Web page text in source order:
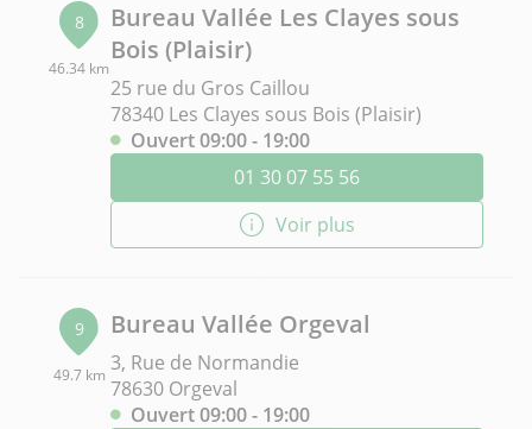
8
46.34 km
Bureau Vallée Les Clayes sous
Bois (Plaisir)
25 rue du Gros Caillou
78340 Les Clayes sous Bois (Plaisir)
Ouvert 09:00 - 19:00
01 30 07 55 56
Voir plus
9
49.7 km
Bureau Vallée Orgeval
3, Rue de Normandie
78630 Orgeval
Ouvert 09:00 - 19:00